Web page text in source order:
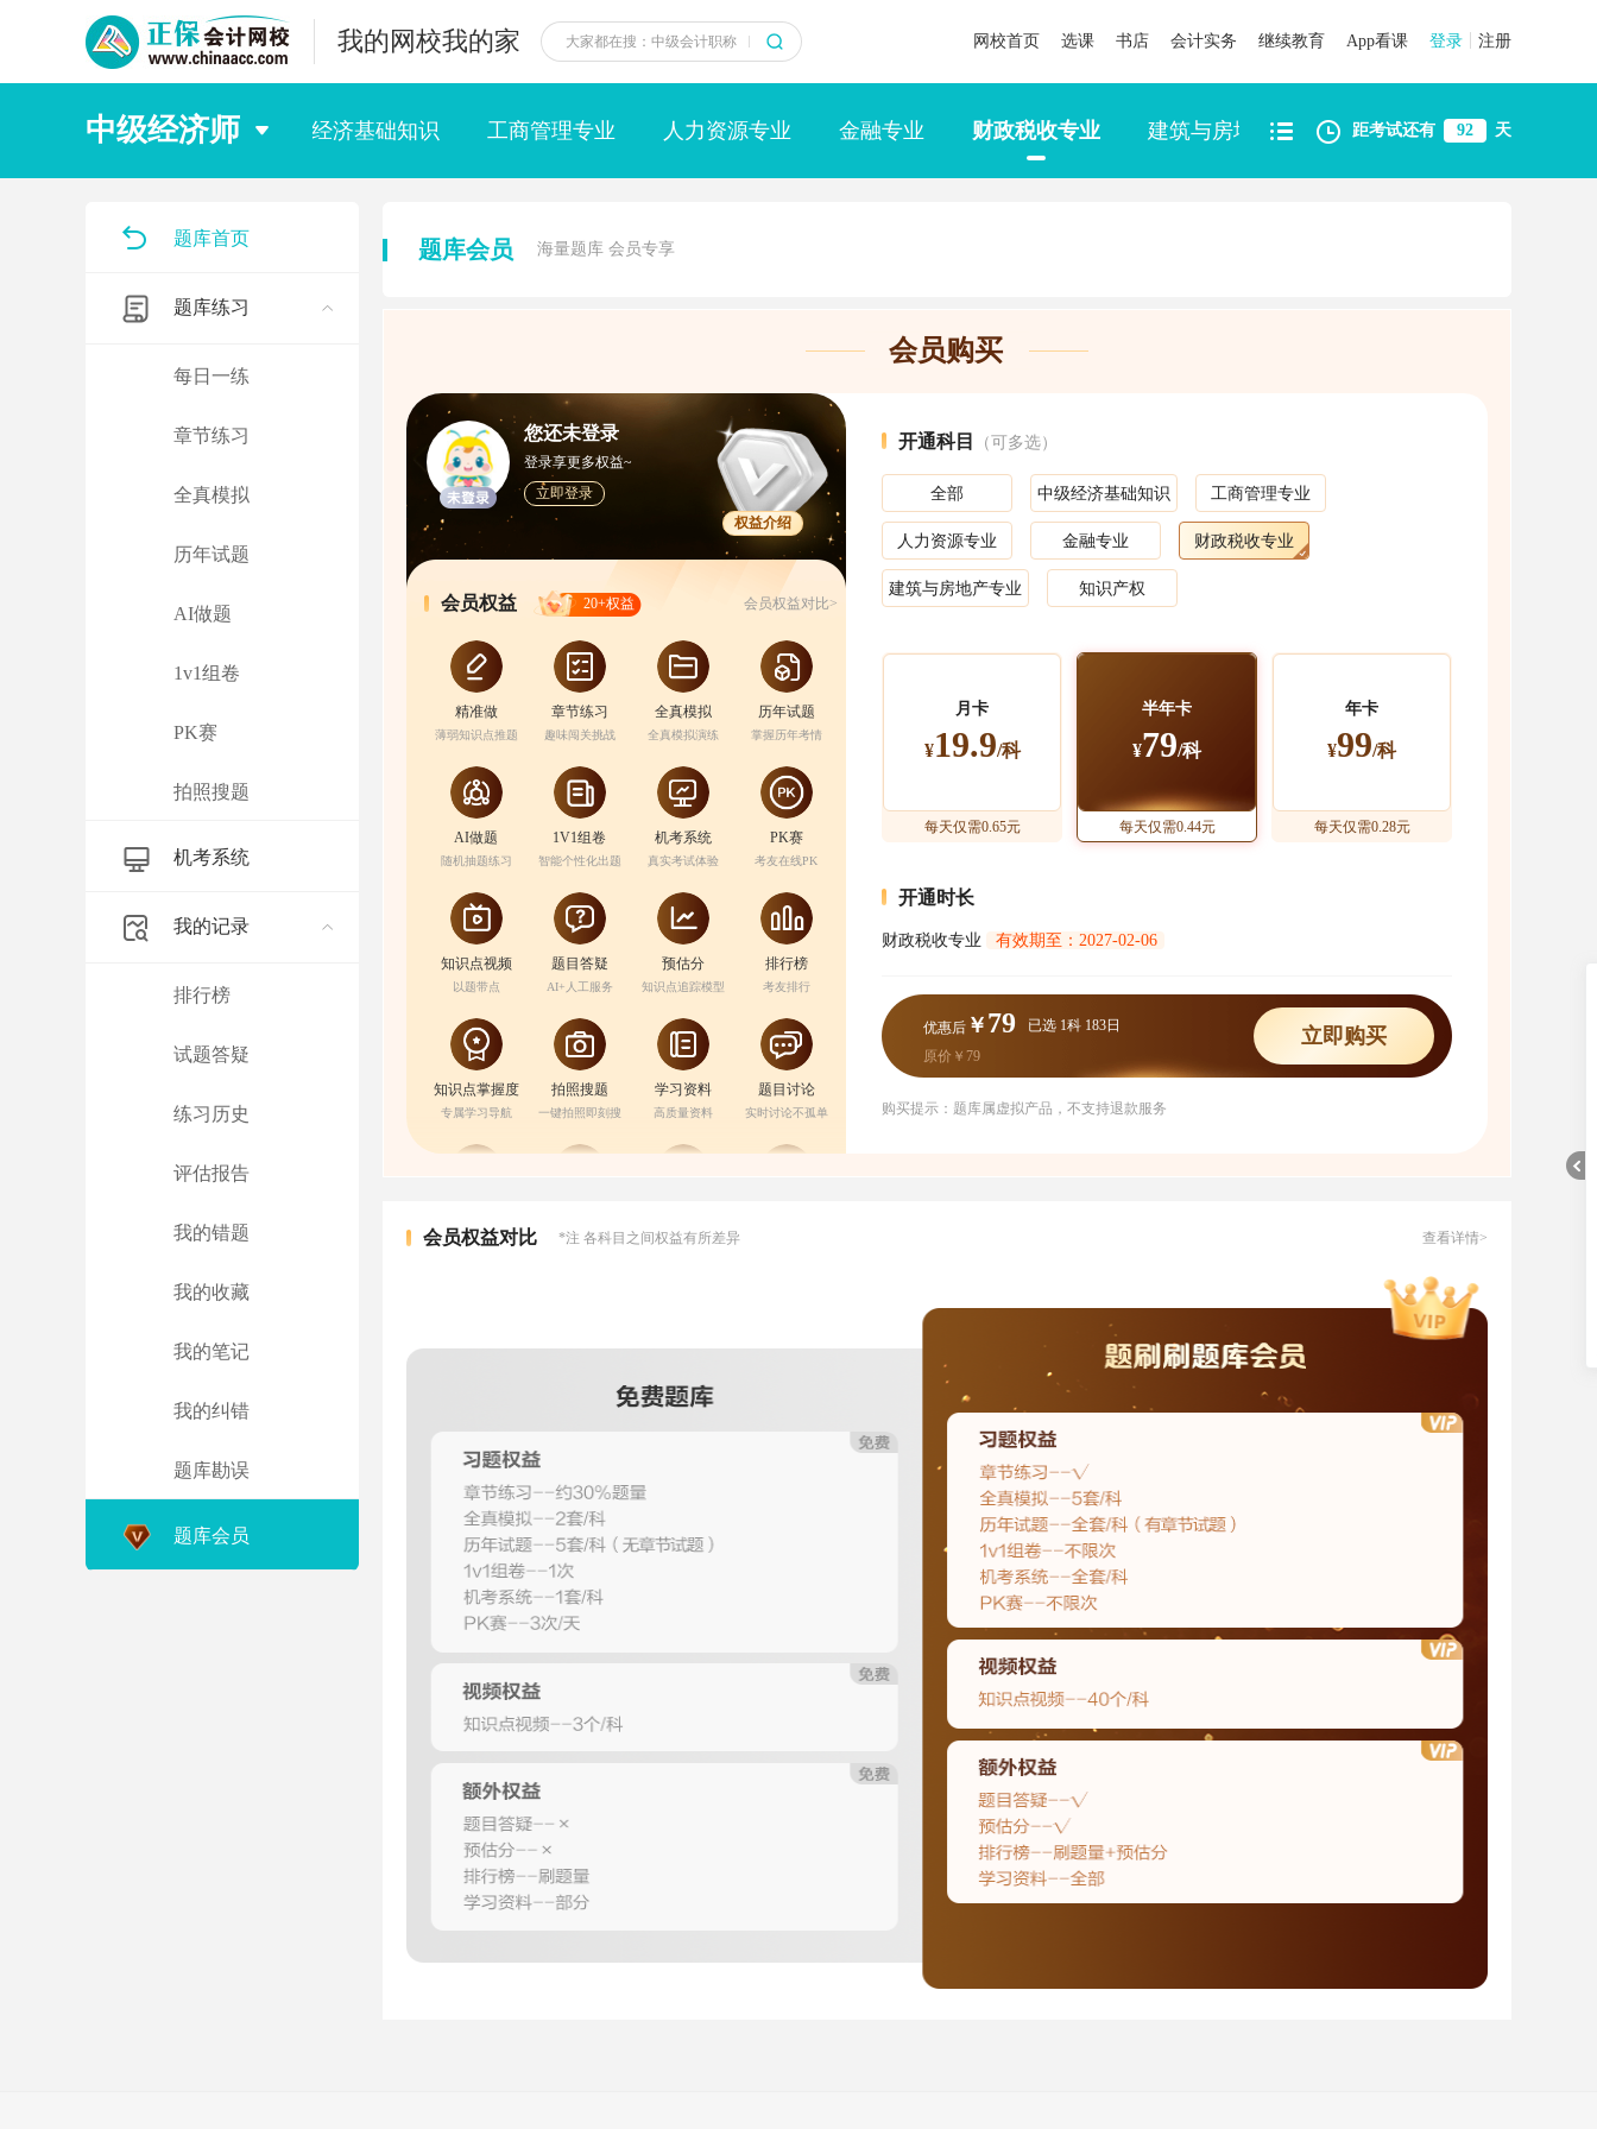
我的网校我的家 网校首页 选课 书店 会计实务 继续教育 App看课 登录 注册
中级经济师 中级经济基础知识 工商管理专业 人力资源专业 金融专业 财政税收专业 建筑与房地产专业 知识产权
距考试还有 92 天
题库首页
题库练习
每日一练
章节练习
全真模拟
历年试题
AI做题
1v1组卷
PK赛
拍照搜题
机考系统
我的记录
排行榜
试题答疑
练习历史
评估报告
我的错题
我的收藏
我的笔记
我的纠错
题库勘误
题库会员
题库会员 海量题库 会员专享
会员购买
您还未登录
登录享更多权益~
立即登录
权益介绍
会员权益 20+权益 会员权益对比>
精准做
薄弱知识点推题
章节练习
趣味闯关挑战
全真模拟
全真模拟演练
历年试题
掌握历年考情
AI做题
随机抽题练习
1V1组卷
智能个性化出题
机考系统
真实考试体验
PK赛
考友在线PK
知识点视频
以题带点
题目答疑
AI+人工服务
预估分
知识点追踪模型
排行榜
考友排行
知识点掌握度
专属学习导航
拍照搜题
一键拍照即刻搜
学习资料
高质量资料
题目讨论
实时讨论不孤单
消灭错题 精选题目 记练结合
开通科目 （可多选）
全部 中级经济基础知识 工商管理专业
人力资源专业 金融专业 财政税收专业
建筑与房地产专业 知识产权
月卡
¥19.9/科
每天仅需0.65元
半年卡
¥79/科
每天仅需0.44元
年卡
¥99/科
每天仅需0.28元
开通时长
财政税收专业 有效期至：2027-02-06
优惠后 ￥ 79 已选 1科 183日
原价￥79
立即购买
购买提示：题库属虚拟产品，不支持退款服务
会员权益对比 *注 各科目之间权益有所差异 查看详情>